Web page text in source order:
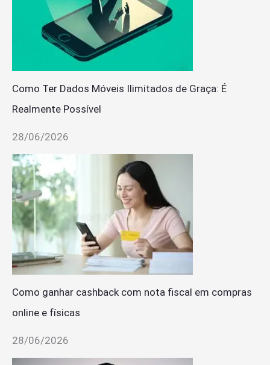
Como Ter Dados Móveis Ilimitados de Graça: É
Realmente Possível
28/06/2026
Como ganhar cashback com nota fiscal em compras
online e físicas
28/06/2026